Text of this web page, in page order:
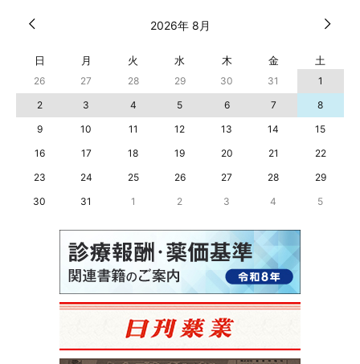
2026年 8月
日 月 火 水 木 金 土
26 27 28 29 30 31
1
2
3 4 5 6 7
8
9
10 11 12 13 14
15
16
17 18 19 20 21
22
23
24 25 26 27 28
29
30
31 1 2 3 4 5